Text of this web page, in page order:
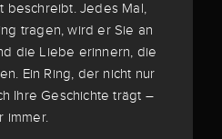
beschreibt. Jedes Mal,
tragen, wird er Sie an
die Liebe erinnern, die
Ein Ring, der nicht nur
Ihre Geschichte trägt –
immer.